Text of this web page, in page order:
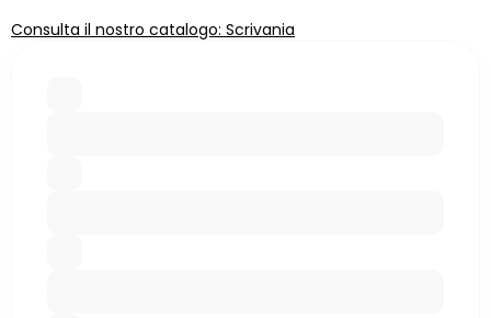
Consulta il nostro catalogo: Scrivania